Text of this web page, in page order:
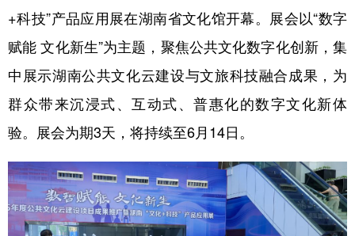
文化 书画 健康 军事
访谈 视频 图片 政务
食品 人居 信息化
学术中国 乡村振兴 银龄 溯源中国
城市 旅游 能源 会展
彩票 娱乐 时尚 悦读
+科技”产品应用展在湖南省文化馆开幕。展会以“数字
赋能 文化新生”为主题，聚焦公共文化数字化创新，集
中展示湖南公共文化云建设与文旅科技融合成果，为
群众带来沉浸式、互动式、普惠化的数字文化新体
验。展会为期3天，将持续至6月14日。